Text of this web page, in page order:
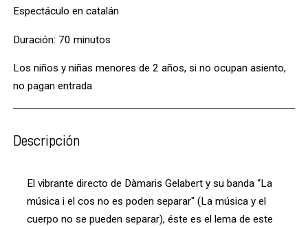
Espectáculo en catalán
Duración: 70 minutos
Los niños y niñas menores de 2 años, si no ocupan asiento,
no pagan entrada
Descripción
El vibrante directo de Dàmaris Gelabert y su banda “La
música i el cos no es poden separar" (La música y el
cuerpo no se pueden separar), éste es el lema de este